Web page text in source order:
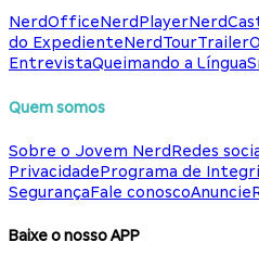
NerdOfficeNerdPlayer
do ExpedienteNerdTour
EntrevistaQueimando a Língua
Quem somos
Sobre o Jovem NerdRedes
PrivacidadePrograma de
SegurançaFale conoscoAnuncie
Baixe o nosso APP